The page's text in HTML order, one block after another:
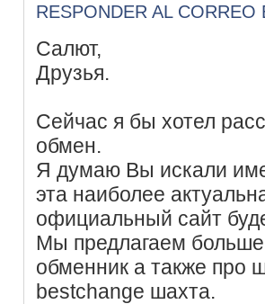
RESPONDER AL CORREO
Салют,
Друзья.
Сейчас я бы хотел
обмен.
Я думаю Вы искали
эта наиболее
официальный сайт
Мы предлагаем
обменник а также про
bestchange шахта.